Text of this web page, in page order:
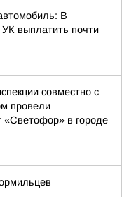
В
выплатить почти
совместно с
провели
«Светофор» в городе